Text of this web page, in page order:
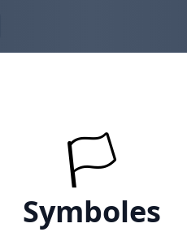
🏳️
Symboles